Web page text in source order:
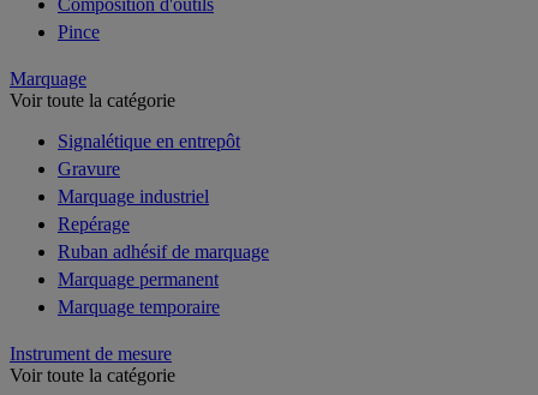
Pince
Marquage
Voir toute la catégorie
Signalétique en entrepôt
Gravure
Marquage industriel
Repérage
Ruban adhésif de marquage
Marquage permanent
Marquage temporaire
Instrument de mesure
Voir toute la catégorie